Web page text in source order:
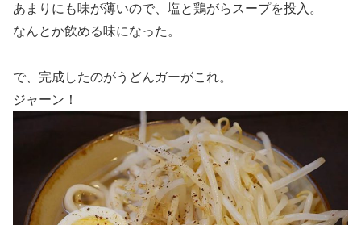
あまりにも味が薄いので、塩と鶏がらスープを投入。
なんとか飲める味になった。
で、完成したのがうどんガーがこれ。
ジャーン！